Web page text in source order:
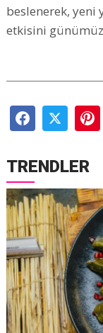
beslenerek,
etkisini
TRENDLER